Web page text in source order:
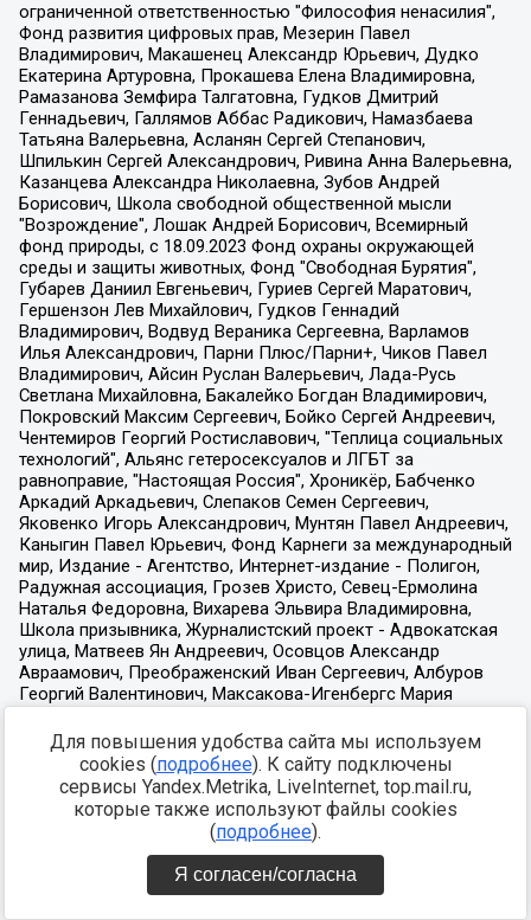
Для повышения удобства сайта мы используем
cookies (подробнее). К сайту подключены
сервисы Yandex.Metrika, LiveInternet, top.mail.ru,
которые также используют файлы cookies
(подробнее).
Я согласен/согласна